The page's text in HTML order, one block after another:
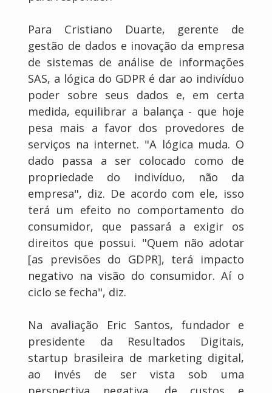
Para Cristiano Duarte, gerente de
gestão de dados e inovação da empresa
de sistemas de análise de informações
SAS, a lógica do GDPR é dar ao indivíduo
poder sobre seus dados e, em certa
medida, equilibrar a balança - que hoje
pesa mais a favor dos provedores de
serviços na internet. "A lógica muda. O
dado passa a ser colocado como de
propriedade do indivíduo, não da
empresa", diz. De acordo com ele, isso
terá um efeito no comportamento do
consumidor, que passará a exigir os
direitos que possui. "Quem não adotar
[as previsões do GDPR], terá impacto
negativo na visão do consumidor. Aí o
ciclo se fecha", diz.
Na avaliação Eric Santos, fundador e
presidente da Resultados Digitais,
startup brasileira de marketing digital,
ao invés de ser vista sob uma